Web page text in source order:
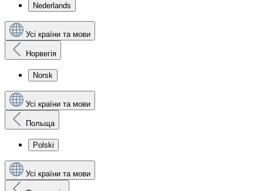
Nederlands
Усі країни та мови
Норвегія
Norsk
Усі країни та мови
Польща
Polski
Усі країни та мови